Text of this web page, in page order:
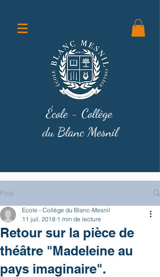
École - Collège
du Blanc Mesnil
Post
Retour sur la pièce de
théâtre "Madeleine au
pays imaginaire".
Ecole - Collège du Blanc-Mesnil
11 juil. 2018 1 min de lecture